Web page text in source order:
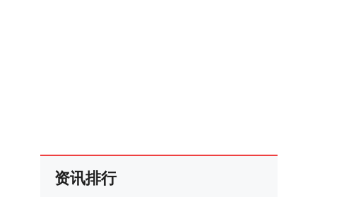
资讯排行